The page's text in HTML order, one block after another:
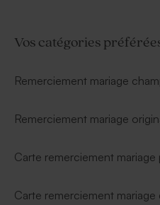
Vos catégories
Remerciement mariage
Remerciement mariage
Carte remerciement mariage
Carte remerciement mariage